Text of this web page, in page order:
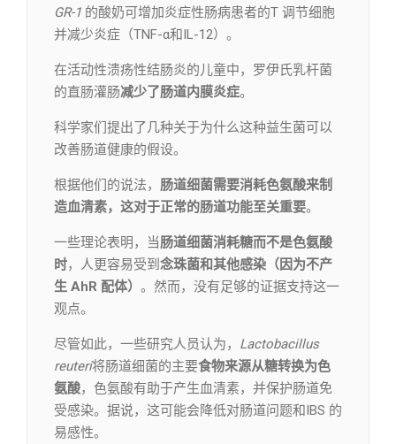
GR-1 的酸奶可增加炎症性肠病患者的T 调节细胞
并减少炎症（TNF-α和IL-12）。
在活动性溃疡性结肠炎的儿童中，罗伊氏乳杆菌
的直肠灌肠减少了肠道内膜炎症。
科学家们提出了几种关于为什么这种益生菌可以
改善肠道健康的假设。
根据他们的说法， 肠道细菌需要消耗色氨酸来制
造血清素，这对于正常的肠道功能至关重要。
一些理论表明，当肠道细菌消耗糖而不是色氨酸
时，人更容易受到 念珠菌和其他感染（因为不产
生 AhR 配体） 。然而，没有足够的证据支持这一
观点。
尽管如此，一些研究人员认为， Lactobacillus
reuteri将肠道细菌的主要食物来源从糖转换为色
氨酸，色氨酸有助于产生血清素，并保护肠道免
受感染。据说，这可能会降低对肠道问题和IBS 的
易感性。